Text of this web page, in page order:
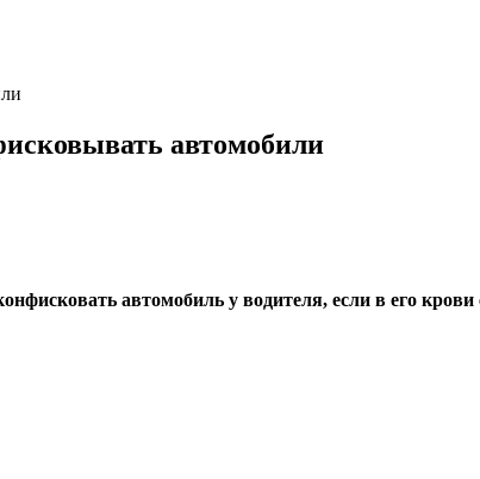
автомобили
автомобиль у водителя, если в его